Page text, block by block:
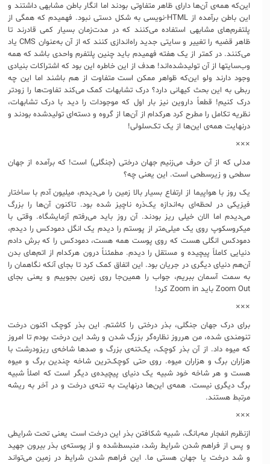
این‌که همه‌ی آن‌ها دارای ظاهر متفاوتی بودند اما انگار باطن مشابهی داشتند و
این باطن برآمده از HTML-نویسی به شکل دستی نبود. فهمیدم که همگی از
پلتفرم‌های مشابهی استفاده می‌کنند که در مدت‌زمان بسیار کمی قادرند تا
ظاهر قضیه را تغییر و سایتی جدید راه‌اندازی کنند که از آن به‌عنوان CMS یاد
می‌کنند. در کمتر از یک هفته فهمیدم باید چنین پلتفرم واحدی باشد که همه
وب‌سایتها از آن تولیدشده‌اند! هدف از این خاطره این بود که اشتراکات بنیادی
وجود دارند ولو این‌که ظواهر ممکن است متفاوت از هم باشند اما این چه
ربطی به این بحث کیهانی دارد؟ درک تشابهات کمک می‌کند تفاوت‌ها را زودتر
درک کنیم! قطعاً داروین نیز بار اول که موجودات را دید با درک تشابهات،
نظریه تکامل را مطرح کرد هرکدام از آن‌ها از گروه و دسته‌ای تولیدشده بودند و
درنهایت همه‌ی این‌ها از یک تک‌سلولی!
×××
مدلی که از آن حرف می‌زنیم جهان درختی (جنگلی) است! که برآمده از جهان
سطحی و زیرسطحی است. این یعنی چه؟
یک روز با هواپیما از ارتفاع بسیار بالا زمین را می‌دیدم، میلیون آدم با ساختار
فیزیکی در لحظه‌ای به‌اندازه یک‌ذره ناچیز شده بود. تاکنون آن‌ها را بزرگ
می‌دیدم اما الان خیلی ریز بودند. آن روز باید می‌رفتم آزمایشگاه. وقتی با
میکروسکوپ روی یک میلی‌متر از پوستم را دیدم یک انگل دمودکس را دیدم،
دمودکس انگلی هست که روی پوست همه هست، دمودکس را که برش دادم
دنیایی کاملاً پیچیده و مستقل را دیدم. مطمئناً درون هرکدام از اتم‌های بدن
آن‌هم دنیای دیگری در جریان بود. این اتفاق کمک کرد تا بجای آنکه نگاهمان را
به سمت آسمان ببریم، جواب را همین‌جا روی زمین بجوییم و یعنی بجای
Zoom Out باید Zoom in کرد!
×××
برای درک جهان جنگلی، بذر درختی را کاشتم. این بذر کوچک اکنون درخت
تنومندی شده، من هرروز نظاره‌گر بزرگ شدن و رشد این درخت بودم تا امروز
که میوه داد. از آن بذر کوچک، یک‌تنه‌ی بزرگ و صدها شاخه‌ی ریزودرشت با
هزاران برگ و هزاران میوه. روی حتی کوچک‌ترین شاخه چندین برگ و میوه
هست و هر شاخه خود شبیه یک دنیای پیچیده‌ی دیگر است که اصلاً شبیه
برگ دیگری نیست. همه‌ی این‌ها درنهایت به تنه‌ی درخت و در آخر به ریشه
مرتبط هستند.
×××
ازنظرم انفجار مه‌بانگ، شبیه شکافتن بذر این درخت است یعنی تحت شرایطی
و پس از فراهم شدن شرایط رشد، منبسط‌شده و از پوسته‌ی بذر بیرون جهید
و شد درخت یا جهان هستی ما. این فراهم شدن شرایط در زمین می‌تواند